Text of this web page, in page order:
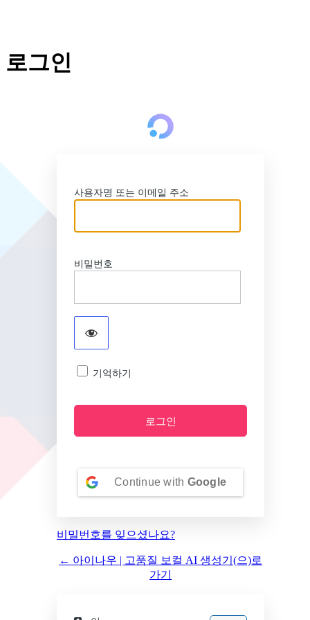
로그인
사용자명 또는 이메일 주소
비밀번호
기억하기
Continue with Google
비밀번호를 잊으셨나요?
← 아이나우 | 고품질 보컬 AI 생성기(으)로
가기